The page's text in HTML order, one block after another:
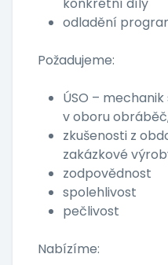
odladění
Požadujeme:
ÚSO –
v oboru
zkušenosti z
zakázkové
zodpovědnost
spolehlivost
pečlivost
Nabízíme: